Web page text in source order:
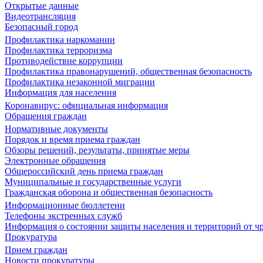
Открытые данные
Видеотрансляция
Безопасный город
Профилактика наркомании
Профилактика терроризма
Противодействие коррупции
Профилактика правонарушений, общественная безопасность
Профилактика незаконной миграции
Информация для населения
Коронавирус: официальная информация
Обращения граждан
Нормативные документы
Порядок и время приема граждан
Обзоры решений, результаты, принятые меры
Электронные обращения
Общероссийский день приема граждан
Муниципальные и государственные услуги
Гражданская оборона и общественная безопасность
Информационные бюллетени
Телефоны экстренных служб
Информация о состоянии защиты населения и территорий от
Прокуратура
Прием граждан
Новости прокуратуры